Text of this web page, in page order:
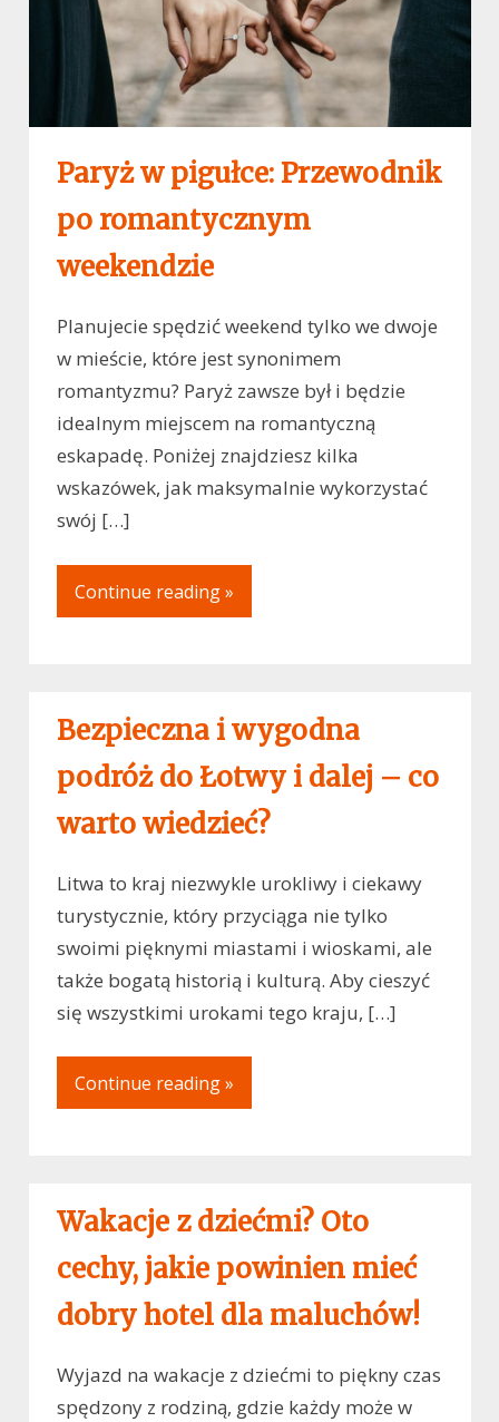
Paryż w pigułce: Przewodnik
po romantycznym
weekendzie
Planujecie spędzić weekend tylko we dwoje
w mieście, które jest synonimem
romantyzmu? Paryż zawsze był i będzie
idealnym miejscem na romantyczną
eskapadę. Poniżej znajdziesz kilka
wskazówek, jak maksymalnie wykorzystać
swój […]
Continue reading »
Bezpieczna i wygodna
podróż do Łotwy i dalej – co
warto wiedzieć?
Litwa to kraj niezwykle urokliwy i ciekawy
turystycznie, który przyciąga nie tylko
swoimi pięknymi miastami i wioskami, ale
także bogatą historią i kulturą. Aby cieszyć
się wszystkimi urokami tego kraju, […]
Continue reading »
Wakacje z dziećmi? Oto
cechy, jakie powinien mieć
dobry hotel dla maluchów!
Wyjazd na wakacje z dziećmi to piękny czas
spędzony z rodziną, gdzie każdy może w